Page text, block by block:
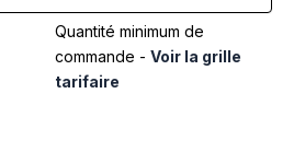
Quantité minimum de
commande - Voir la grille
tarifaire